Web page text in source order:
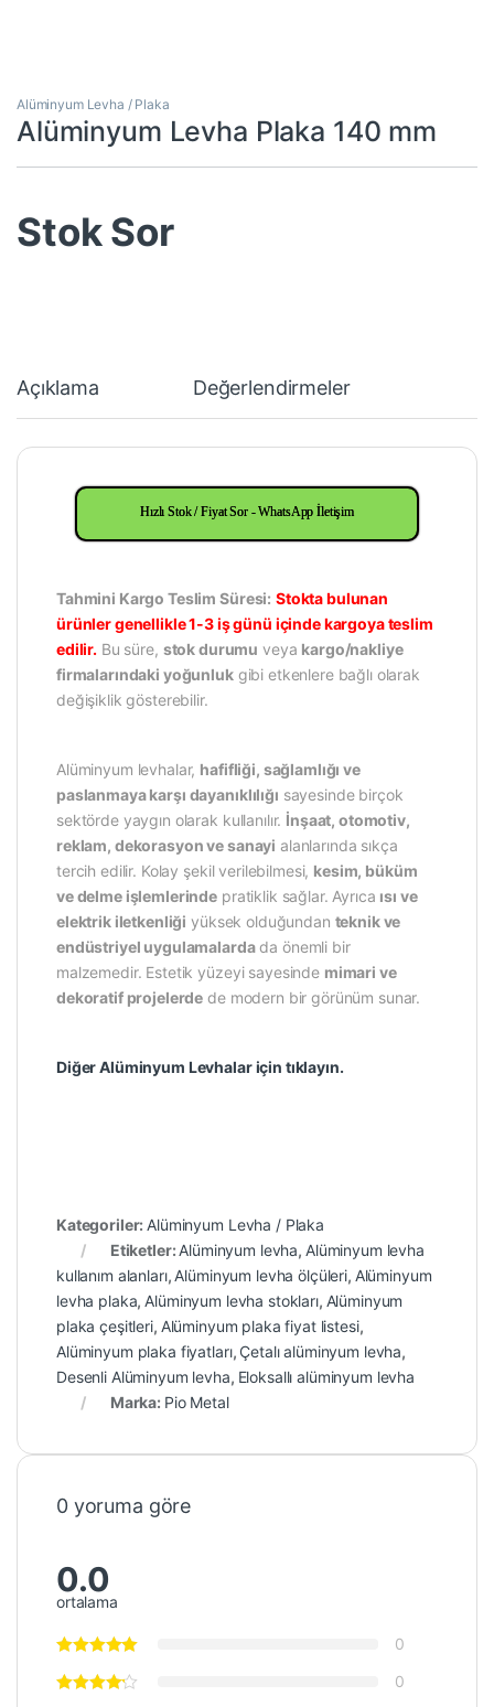
Alüminyum Levha / Plaka
Alüminyum Levha Plaka 140 mm
Stok Sor
Açıklama Değerlendirmeler
Hızlı Stok / Fiyat Sor - WhatsApp İletişim
Tahmini Kargo Teslim Süresi: Stokta bulunan
ürünler genellikle 1-3 iş günü içinde kargoya teslim
edilir. Bu süre, stok durumu veya kargo/nakliye
firmalarındaki yoğunlukgibi etkenlere bağlı olarak
değişiklik gösterebilir.
Alüminyum levhalar, hafifliği, sağlamlığı ve
paslanmaya karşı dayanıklılığı sayesinde birçok
sektörde yaygın olarak kullanılır. İnşaat, otomotiv,
reklam, dekorasyon ve sanayi alanlarında sıkça
tercih edilir. Kolay şekil verilebilmesi, kesim, büküm
ve delme işlemlerinde pratiklik sağlar. Ayrıca ısı ve
elektrik iletkenliği yüksek olduğundan teknik ve
endüstriyel uygulamalardada önemli bir
malzemedir. Estetik yüzeyi sayesinde mimari ve
dekoratif projelerde de modern bir görünüm sunar.
Diğer Alüminyum Levhalar için tıklayın.
Kategoriler: Alüminyum Levha / Plaka
Etiketler: Alüminyum levha, Alüminyum levha
kullanım alanları, Alüminyum levha ölçüleri, Alüminyum
levha plaka, Alüminyum levha stokları, Alüminyum
plaka çeşitleri, Alüminyum plaka fiyat listesi,
Alüminyum plaka fiyatları, Çetalı alüminyum levha,
Desenli Alüminyum levha, Eloksallı alüminyum levha
Marka: Pio Metal
0 yoruma göre
0.0
ortalama
0
0